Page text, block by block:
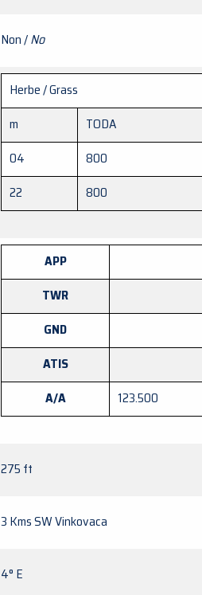
Non /No
Herbe / Grass
m
TODA
04
800
22
800
APP
TWR
GND
ATIS
A/A
123.500
275 ft
3 Kms SW Vinkovaca
4° E